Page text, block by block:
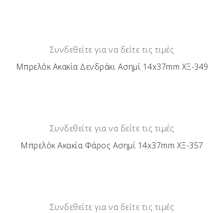
Συνδεθείτε για να δείτε τις τιμές
Μπρελόκ Ακακία Δενδράκι Ασημί 14x37mm ΧΞ-349
Συνδεθείτε για να δείτε τις τιμές
Μπρελόκ Ακακία Φάρος Ασημί 14x37mm ΧΞ-357
Συνδεθείτε για να δείτε τις τιμές